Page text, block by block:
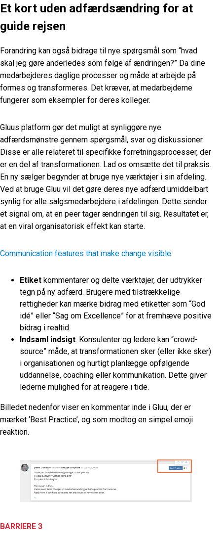
Et kort uden adfærdsændring for at
guide rejsen
Forandring kan også bidrage til nye spørgsmål som “hvad
skal jeg gøre anderledes som følge af ændringen?” Da dine
medarbejderes daglige processer og måde at arbejde på
formes og transformeres. Det kræver, at medarbejderne
fungerer som eksempler for deres kolleger.
Gluus platform gør det muligt at synliggøre nye
adfærdsmønstre gennem spørgsmål, svar og diskussioner.
Disse er alle relateret til specifikke forretningsprocesser, der
er en del af transformationen. Lad os omsætte det til praksis.
En ny sælger begynder at bruge nye værktøjer i sin afdeling.
Ved at bruge Gluu vil det gøre deres nye adfærd umiddelbart
synlig for alle salgsmedarbejdere i afdelingen. Dette sender
et signal om, at en peer tager ændringen til sig. Resultatet er,
at en viral organisatorisk effekt kan starte.
Communication features that make change visible:
Etiket kommentarer og delte værktøjer, der udtrykker
tegn på ny adfærd. Brugere med tilstrækkelige
rettigheder kan mærke bidrag med etiketter som “God
idé” eller “Sag om Excellence” for at fremhæve positive
bidrag i realtid.
Indsaml indsigt. Konsulenter og ledere kan “crowd-
source” måde, at transformationen sker (eller ikke sker)
i organisationen og hurtigt planlægge opfølgende
uddannelse, coaching eller kommunikation. Dette giver
lederne mulighed for at reagere i tide.
Billedet nedenfor viser en kommentar inde i Gluu, der er
mærket ‘Best Practice’, og som modtog en simpel emoji
reaktion.
BARRIERE 3